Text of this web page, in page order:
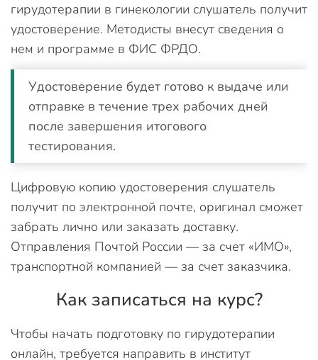
гирудотерапии в гинекологии слушатель получит
удостоверение. Методисты внесут сведения о
нем и программе в ФИС ФРДО.
Удостоверение будет готово к выдаче или
отправке в течение трех рабочих дней
после завершения итогового
тестирования.
Цифровую копию удостоверения слушатель
получит по электронной почте, оригинал сможет
забрать лично или заказать доставку.
Отправления Почтой России — за счет «ИМО»,
транспортной компанией — за счет заказчика.
Как записаться на курс?
Чтобы начать подготовку по гирудотерапии
онлайн, требуется направить в институт